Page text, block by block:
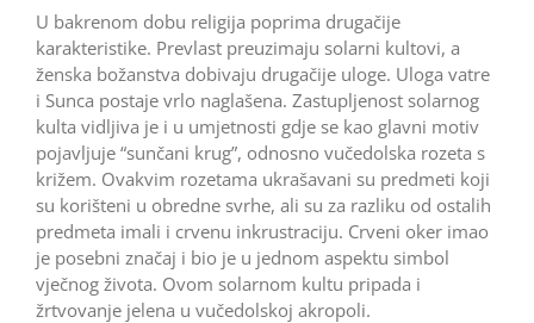
U bakrenom dobu religija poprima drugačije
karakteristike. Prevlast preuzimaju solarni kultovi, a
ženska božanstva dobivaju drugačije uloge. Uloga vatre
i Sunca postaje vrlo naglašena. Zastupljenost solarnog
kulta vidljiva je i u umjetnosti gdje se kao glavni motiv
pojavljuje “sunčani krug”, odnosno vučedolska rozeta s
križem. Ovakvim rozetama ukrašavani su predmeti koji
su korišteni u obredne svrhe, ali su za razliku od ostalih
predmeta imali i crvenu inkrustraciju. Crveni oker imao
je posebni značaj i bio je u jednom aspektu simbol
vječnog života. Ovom solarnom kultu pripada i
žrtvovanje jelena u vučedolskoj akropoli.